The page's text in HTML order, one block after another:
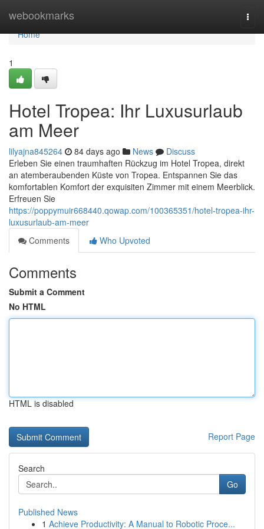
webookmarks
Home
Home
1
Hotel Tropea: Ihr Luxusurlaub
am Meer
lilyajna845264 84 days ago News
Discuss
Erleben Sie einen traumhaften Rückzug im Hotel Tropea, direkt
an atemberaubenden Küste von Tropea. Entspannen Sie das
komfortablen Komfort der exquisiten Zimmer mit einem Meerblick.
Erfreuen Sie
https://poppymuir668440.qowap.com/100365351/hotel-tropea-ihr-
luxusurlaub-am-meer
Comments
Who Upvoted
Comments
Submit a Comment
No HTML
HTML is disabled
Report Page
Search
Go
Published News
1 Achieve Productivity: A Manual to Robotic Proce...